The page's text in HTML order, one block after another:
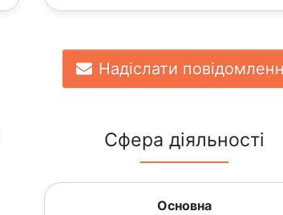
Надіслати
Сфера діяльності
Основна